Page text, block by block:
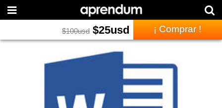
$100usd $25usd ¡ Comprar !